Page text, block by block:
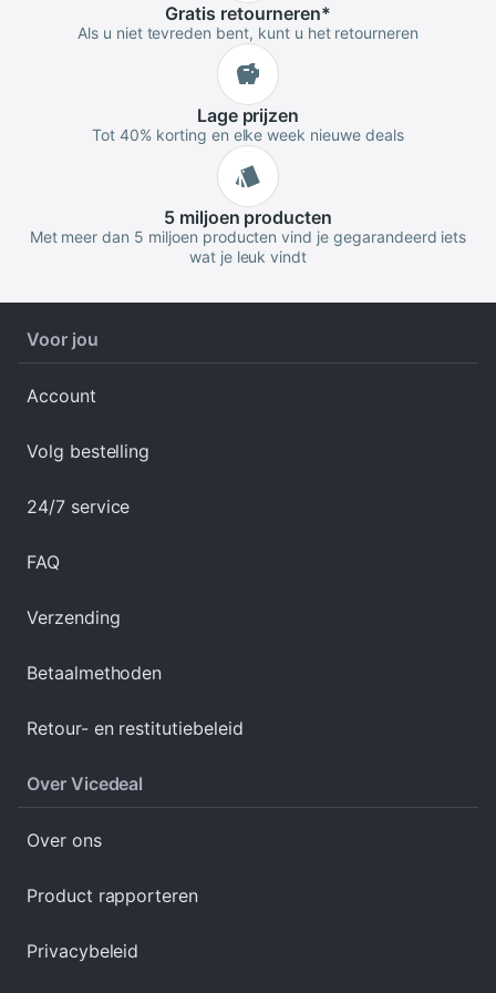
Gratis retourneren*
Als u niet tevreden bent, kunt u het retourneren
Lageprijzen
Tot 40% korting en elke week nieuwe deals
5 miljoen producten
Met meer dan 5 miljoen producten vind je gegarandeerd iets
wat je leuk vindt
Voor jou
Account
Volg bestelling
24/7 service
FAQ
Verzending
Betaalmethoden
Retour- en restitutiebeleid
Over Vicedeal
Over ons
Product rapporteren
Privacybeleid